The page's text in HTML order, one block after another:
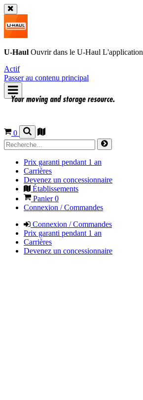
U-Haul Ouvrir dans le U-Haul L'application
Actif
Passer au contenu principal
0
Prix garanti pendant 1 an
Carrières
Devenez un concessionnaire
Établissements
Panier0
Connexion / Commandes
Connexion / Commandes
Prix garanti pendant 1 an
Carrières
Devenez un concessionnaire